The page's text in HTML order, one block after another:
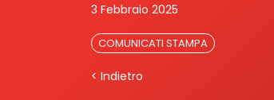
3 Febbraio 2025
COMUNICATI STAMPA
< Indietro